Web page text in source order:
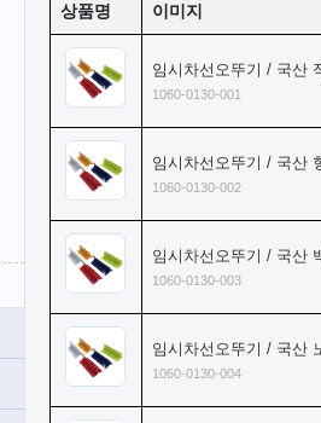
상품명 이미지
임시차선오뚜기 / 국산
1060-0130-001
임시차선오뚜기 / 국산
1060-0130-002
임시차선오뚜기 / 국산
1060-0130-003
임시차선오뚜기 / 국산
1060-0130-004